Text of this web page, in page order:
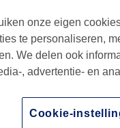
onze eigen
te personaliseren,
We delen ook
, advertentie- en
Cookie-